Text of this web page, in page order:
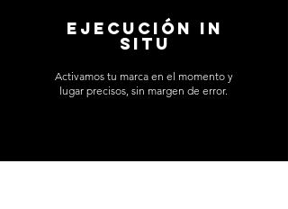
Ejecución in
situ
Activamos tu marca en el momento y
lugar precisos, sin margen de error.